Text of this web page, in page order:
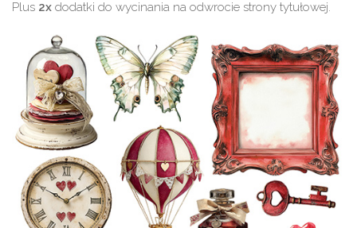
Plus 2x dodatki do wycinania na odwrocie strony tytułowej.